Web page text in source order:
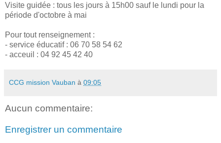
Visite guidée : tous les jours à 15h00 sauf le lundi pour la
période d'octobre à mai
Pour tout renseignement :
- service éducatif : 06 70 58 54 62
- acceuil : 04 92 45 42 40
CCG mission Vauban à 09:05
Aucun commentaire:
Enregistrer un commentaire